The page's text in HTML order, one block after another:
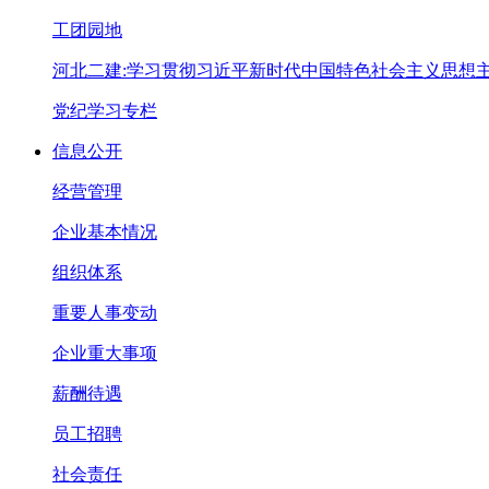
工团园地
河北二建:学习贯彻习近平新时代中国特色社会主义思想
党纪学习专栏
信息公开
经营管理
企业基本情况
组织体系
重要人事变动
企业重大事项
薪酬待遇
员工招聘
社会责任